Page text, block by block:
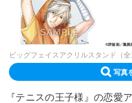
ビッグフェイスアクリルスタンド（全
写真
『テニスの王子様』の恋愛